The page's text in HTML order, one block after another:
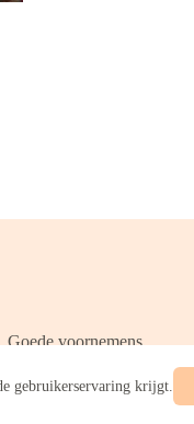
gebruikerservaring krijgt.
Goede voornemens